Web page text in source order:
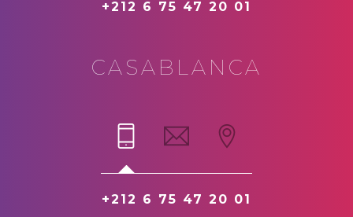
+212 6 75 47 20 01
CASABLANCA
+212 6 75 47 20 01